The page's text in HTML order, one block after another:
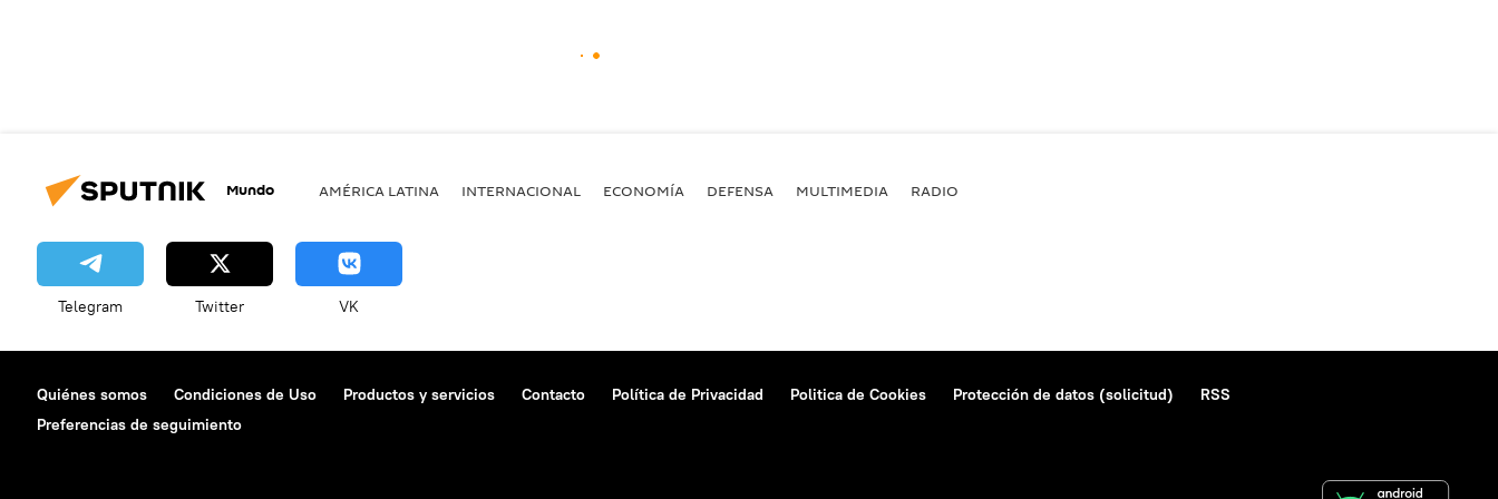
Mundo AMÉRICA LATINA INTERNACIONAL ECONOMÍA DEFENSA MULTIMEDIA RADIO
Telegram Twitter VK
Quiénes somos Condiciones de Uso Productos y servicios Contacto Política de Privacidad Politica de Cookies Protección de datos (solicitud)
RSS
Preferencias de seguimiento